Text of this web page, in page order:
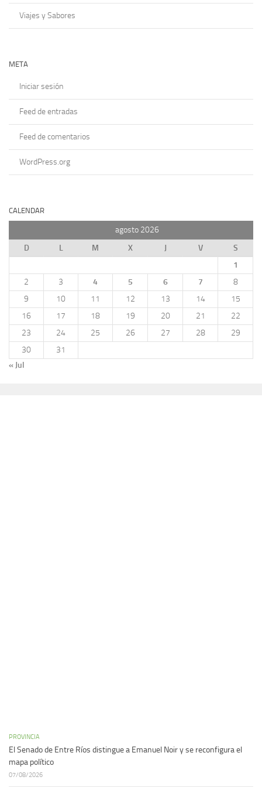
Viajes y Sabores
META
Iniciar sesión
Feed de entradas
Feed de comentarios
WordPress.org
CALENDAR
agosto 2026
D
L M X J V
S
1
2
3 4 5 6 7
8
9
10 11 12 13 14
15
16
17 18 19 20 21
22
23
24 25 26 27 28
29
30
31
« Jul
PROVINCIA
El Senado de Entre Ríos distingue a Emanuel Noir y se reconfigura el
mapa político
07/08/2026